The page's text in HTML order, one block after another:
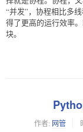
“并发”，协程相比多
得了更高的运行效率
块。
作者: 网管